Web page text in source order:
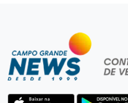
Agregado
Inter perde para o
quartas da Copa do Brasil
Vitória goleia Athletico-PR